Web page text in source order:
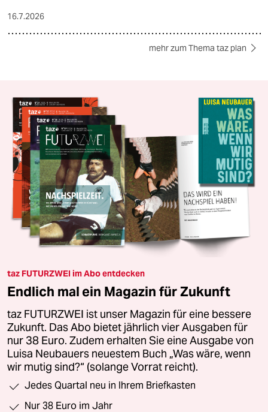
16.7.2026
mehr zum Thema taz plan
taz FUTURZWEI im Abo entdecken
Endlich mal ein Magazin für Zukunft
taz FUTURZWEI ist unser Magazin für eine bessere
Zukunft. Das Abo bietet jährlich vier Ausgaben für
nur 38 Euro. Zudem erhalten Sie eine Ausgabe von
Luisa Neubauers neuestem Buch „Was wäre, wenn
wir mutig sind?“ (solange Vorrat reicht).
Jedes Quartal neu in Ihrem Briefkasten
Nur 38 Euro im Jahr